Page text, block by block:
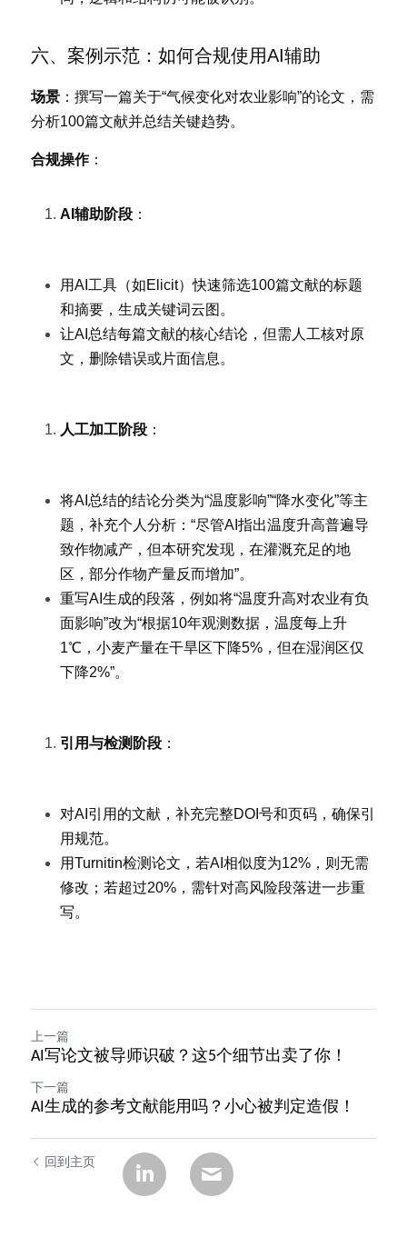
六、案例示范：如何合规使用AI辅助
场景 ：撰写一篇关于“气候变化对农业影响”的论文，需
分析100篇文献并总结关键趋势。
合规操作：
AI辅助阶段 ：
用AI工具（如Elicit）快速筛选100篇文献的标题
和摘要，生成关键词云图。
让AI总结每篇文献的核心结论，但需人工核对原
文，删除错误或片面信息。
人工加工阶段 ：
将AI总结的结论分类为“温度影响”“降水变化”等主
题，补充个人分析：“尽管AI指出温度升高普遍导
致作物减产，但本研究发现，在灌溉充足的地
区，部分作物产量反而增加”。
重写AI生成的段落，例如将“温度升高对农业有负
面影响”改为“根据10年观测数据，温度每上升
1℃，小麦产量在干旱区下降5%，但在湿润区仅
下降2%”。
引用与检测阶段 ：
对AI引用的文献，补充完整DOI号和页码，确保引
用规范。
用Turnitin检测论文，若AI相似度为12%，则无需
修改；若超过20%，需针对高风险段落进一步重
写。
上一篇
AI写论文被导师识破？这5个细节出卖了你！
下一篇
AI生成的参考文献能用吗？小心被判定造假！
回到主页